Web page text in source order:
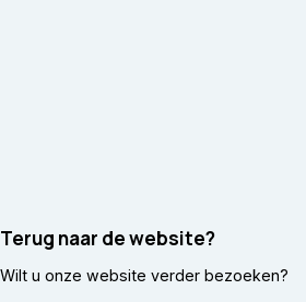
Terug naar de website?
Wilt u onze website verder bezoeken?